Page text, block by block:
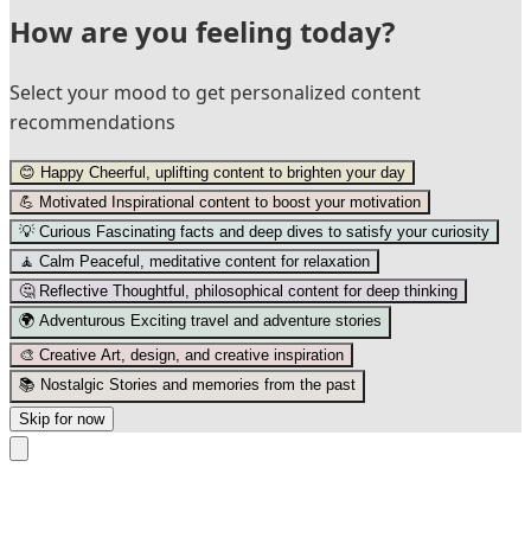
How are you feeling today?
Select your mood to get personalized content
recommendations
😊 Happy Cheerful, uplifting content to brighten your day
💪 Motivated Inspirational content to boost your motivation
💡 Curious Fascinating facts and deep dives to satisfy your curiosity
🧘 Calm Peaceful, meditative content for relaxation
🤔 Reflective Thoughtful, philosophical content for deep thinking
🌍 Adventurous Exciting travel and adventure stories
🎨 Creative Art, design, and creative inspiration
📚 Nostalgic Stories and memories from the past
Skip for now